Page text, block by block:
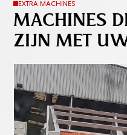
EXTRA MACHINES
MACHINES
ZIJN MET